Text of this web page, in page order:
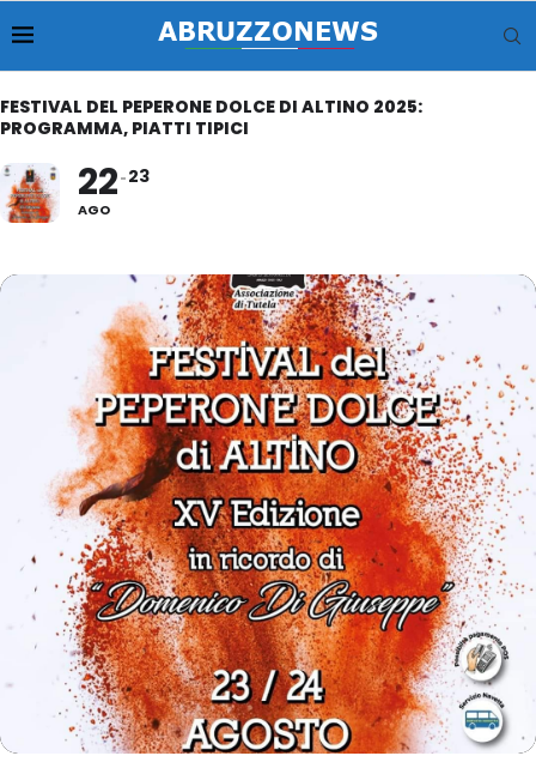
FESTIVAL DEL PEPERONE DOLCE DI ALTINO 2025:
PROGRAMMA, PIATTI TIPICI
22
AGO
23